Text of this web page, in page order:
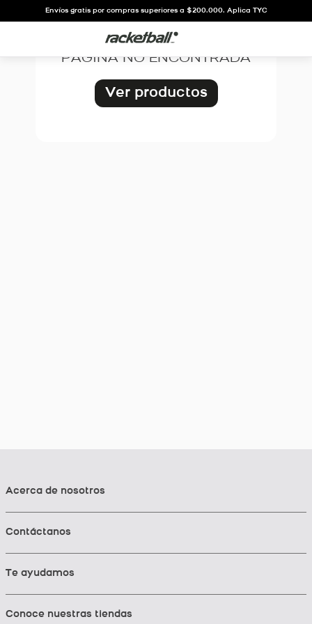
Envíos gratis por compras superiores a $200.000. Aplica TYC
OOPS!
PÁGINA NO ENCONTRADA
Ver productos
Acerca de nosotros
Contáctanos
Te ayudamos
Conoce nuestras tiendas